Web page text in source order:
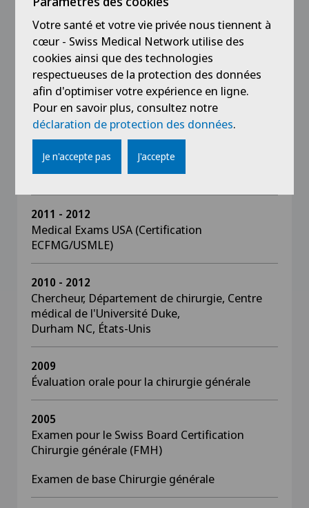
(MHS), Clinical Research Training Program
Duke University, Durham NC, USA ;
Thèse de maîtrise : "Différences raciales dans
l'utilisation du pontage gastrique
laparoscopique : une analyse des tendances
basée sur la population de 2002 à 2008"
2012
clinique (MHS), Recherche clinique
Programme de formation Université de Duke
2011 - 2012
Medical Exams USA (Certification
ECFMG/USMLE)
2010 - 2012
Chercheur, Département de chirurgie, Centre
médical de l'Université Duke,
Durham NC, États-Unis
2009
Évaluation orale pour la chirurgie générale
2005
Examen pour le Swiss Board Certification
Chirurgie générale (FMH)
Examen de base Chirurgie générale
Votre santé et votre vie privée nous tiennent à
cœur - Swiss Medical Network utilise des
cookies ainsi que des technologies
respectueuses de la protection des données
afin d'optimiser votre expérience en ligne.
Pour en savoir plus, consultez notre
déclaration de protection des données.
Je n'accepte pas J'accepte